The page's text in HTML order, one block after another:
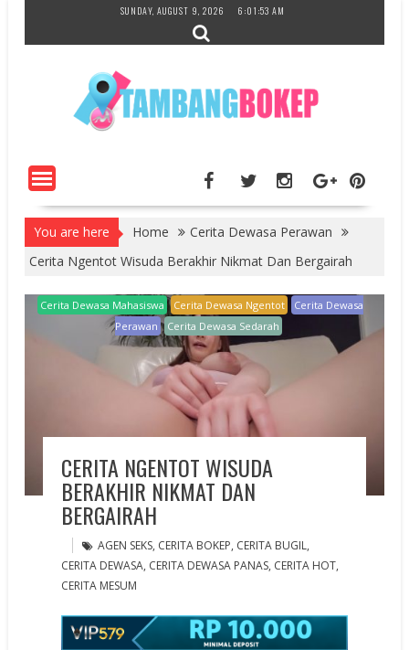
content
SUNDAY, AUGUST 9, 2026 6:01:54 AM
You are here Home
Cerita Dewasa Perawan
Cerita Ngentot Wisuda Berakhir Nikmat Dan Bergairah
Cerita Dewasa Mahasiswa Cerita Dewasa Ngentot
Cerita Dewasa
Perawan
Cerita Dewasa Sedarah
CERITA NGENTOT WISUDA
BERAKHIR NIKMAT DAN
BERGAIRAH
AGEN SEKS, CERITA BOKEP, CERITA BUGIL,
CERITA DEWASA, CERITA DEWASA PANAS, CERITA HOT,
CERITA MESUM